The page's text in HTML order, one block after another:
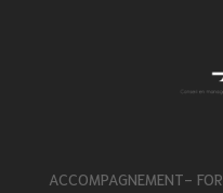
ACCOMPAGNEMENT-